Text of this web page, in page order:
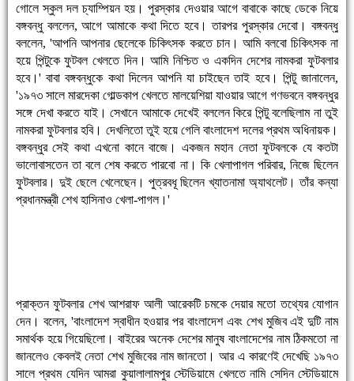
গোলে স্কুল দল চ্যাম্পিয়ন হয়। পুরস্কার দেওয়ার আগে বাবাকে কাছে ডেকে নিয়ে
বঙ্গবন্ধু বললেন, আগে আমাকে কথা দিতে হবে। তারপর পুরস্কার দেবো। বঙ্গবন্ধু
বললেন, 'আপনি আপনার ছেলেকে চিকিৎসক করতে চান। আমি বলবো চিকিৎসক না
হয়ে পিন্টুকে ফুটবল খেলতে দিন। আমি নিশ্চিত ও একদিন দেশের নামকরা ফুটবলার
হবে।' বাবা বঙ্গবন্ধুকে কথা দিলেন আপনি যা চাইছেন তাই হবে। পিন্টু জানালেন,
'১৯৭৩ সালে মারদেকা গোল্ডকাপ খেলতে মালয়েশিয়া যাওয়ার আগে গণভবনে বঙ্গবন্ধুর
সঙ্গে দেখা করতে যাই। সেখানে আমাকে দেখেই বললেন কিরে পিন্টু বলেছিলাম না তুই
নামকরা ফুটবলার হবি। দেখলিতো তুই হয়ে গেলি বাংলাদেশ দলের প্রথম অধিনায়ক।
বঙ্গবন্ধুর সেই কথা এখনো কানে বাজে। একজন মহান নেতা ফুটবলকে যে কতটা
ভালোবাসতেন তা বলে শেষ করতে পারবো না। কি খেলাপাগল পরিবার, নিজে ছিলেন
ফুটবলার। দুই ছেলে খেলেছেন। পুত্রবধূ ছিলেন খ্যাতনামা অ্যাথলেট। তাঁর কন্যা
প্রধানমন্ত্রী শেখ হাসিনাও খেলা-পাগল।'
প্রাক্তন ফুটবলার শেখ আশরাফ আলী আরেকটি চমকে দেয়ার মতো তথ্যের যোগান
দেন। বলেন, 'বাংলাদেশ স্বাধীন হওয়ার পর বাংলাদেশ এবং শেখ মুজিব এই দুটি নাম
সমার্থক হয়ে গিয়েছিলো। বাইরের অনেক দেশের মানুষ বাংলাদেশের নাম ঠিকমতো না
জানলেও কেবলই নেতা শেখ মুজিবের নাম জানতো। আর এ কারণেই দেখেছি ১৯৭৩
সালে প্রথম যেদিন আমরা কুয়ালালামপুর স্টেডিয়ামে খেলতে নামি সেদিন স্টেডিয়ামে